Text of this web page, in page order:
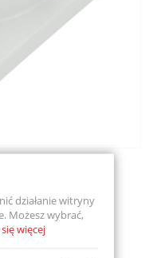
działanie witryny
Możesz wybrać,
więcej